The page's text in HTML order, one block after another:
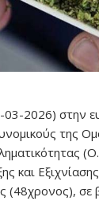
2026) στην
της
και
(48χρονος), σε